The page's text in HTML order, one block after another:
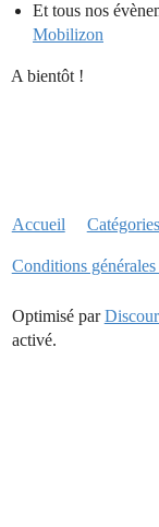
Et tous nos
Mobilizon
A bientôt !
Accueil Catégories
Conditions
Optimisé par
activé.